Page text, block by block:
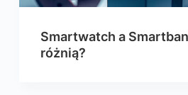
Smartwatch a
różnią?